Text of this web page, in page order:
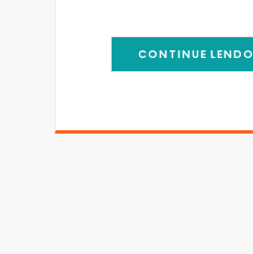
CONTINUE LENDO